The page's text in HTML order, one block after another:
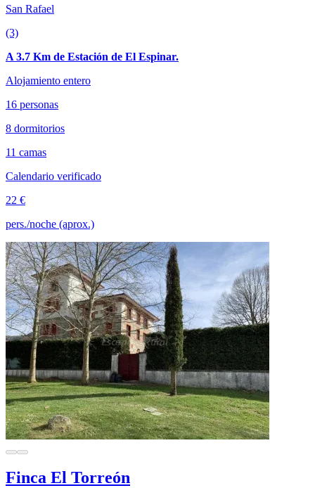
San Rafael
(3)
A 3.7 Km de Estación de El Espinar.
Alojamiento entero
16 personas
8 dormitorios
11 camas
Calendario verificado
22 €
pers./noche (aprox.)
Finca El Torreón